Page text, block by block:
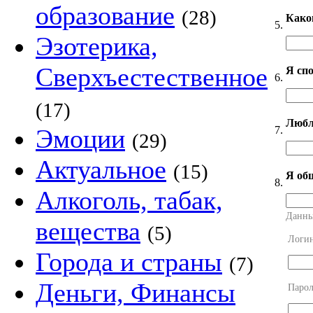
образование (28)
Эзотерика,
Сверхъестественное
(17)
Эмоции (29)
Актуальное (15)
Алкоголь, табак,
вещества (5)
Города и страны (7)
Деньги, Финансы
5.
6.
Я
7.
8.
Я